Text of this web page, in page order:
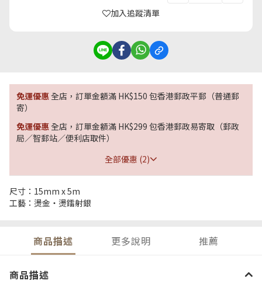
加入追蹤清單
免運優惠全店，訂單金額滿 HK$150 包香港郵政平郵（普通郵
寄）
免運優惠全店，訂單金額滿 HK$299 包香港郵政易寄取（郵政
局／智郵站／便利店取件）
全部優惠 (2)
尺寸：15mm x 5m
工藝：燙金・燙鐳射銀
商品描述 更多說明 推薦
商品描述